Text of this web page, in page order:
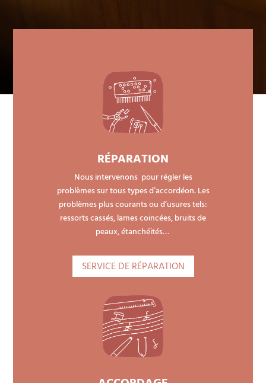
RÉPARATION
Nous intervenons pour régler les
problèmes sur tous types d’accordéon. Les
problèmes plus courants ou d’usures tels:
ressorts cassés, lames coincées, bruits de
peaux, étanchéités…
SERVICE DE RÉPARATION